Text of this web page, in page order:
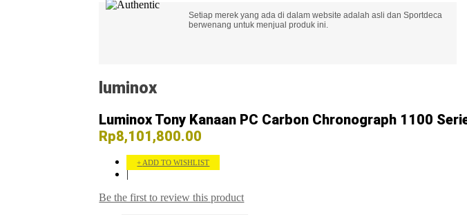
Setiap merek yang ada di dalam website adalah asli dan Sportdeca
berwenang untuk menjual produk ini.
luminox
Luminox Tony Kanaan PC Carbon Chronograph 1100
Rp8,101,800.00
ADD TO WISHLIST
|
Be the first to review this product